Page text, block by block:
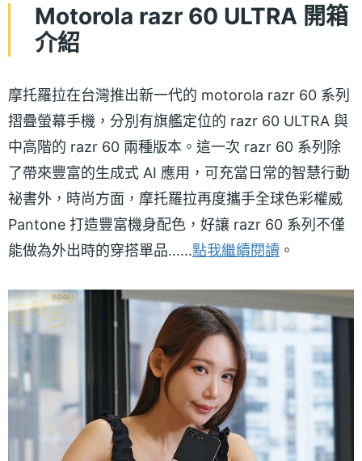
Motorola razr 60 ULTRA 開箱
介紹
摩托羅拉在台灣推出新一代的 motorola razr 60 系列
摺疊螢幕手機，分別有旗艦定位的 razr 60 ULTRA 與
中高階的 razr 60 兩種版本。這一次 razr 60 系列除
了帶來豐富的生成式 AI 應用，可充當日常的智慧行動
祕書外，時尚方面，摩托羅拉再度攜手全球色彩權威
Pantone 打造豐富機身配色，好讓 razr 60 系列不僅
能做為外出時的穿搭單品......點我繼續閱讀 。